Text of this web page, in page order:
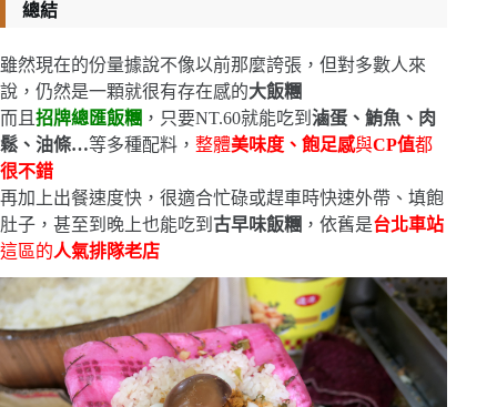
總結
雖然現在的份量據說不像以前那麼誇張，但對多數人來
說，仍然是一顆就很有存在感的大飯糰
而且招牌總匯飯糰 ，只要NT.60就能吃到 滷蛋、鮪魚、肉
鬆、油條…等多種配料， 整體美味度、飽足感與CP值都
很不錯
再加上出餐速度快，很適合忙碌或趕車時快速外帶、填飽
肚子，甚至到晚上也能吃到 古早味飯糰 ，依舊是台北車站
這區的人氣排隊老店